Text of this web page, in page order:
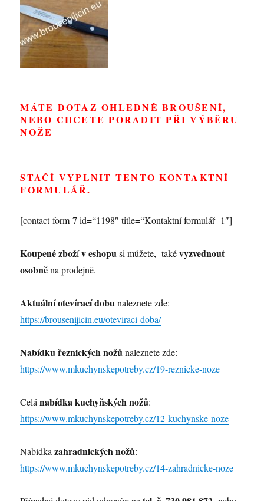
MÁTE DOTAZ OHLEDNĚ BROUŠENÍ,
NEBO CHCETE PORADIT PŘI VÝBĚRU
NOŽE
STAČÍ VYPLNIT TENTO KONTAKTNÍ
FORMULÁŘ.
[contact-form-7 id=“1198″ title=“Kontaktní formulář 1″]
Koupené zbožív eshopusi můžete, takévyzvednout
osobněna prodejně.
Aktuální otevírací dobunaleznete zde:
https://brousenijicin.eu/oteviraci-doba/
Nabídku řeznických nožůnaleznete zde:
https://www.mkuchynskepotreby.cz/19-reznicke-noze
Celánabídka kuchyňských nožů:
https://www.mkuchynskepotreby.cz/12-kuchynske-noze
Nabídkazahradnických nožů:
https://www.mkuchynskepotreby.cz/14-zahradnicke-noze